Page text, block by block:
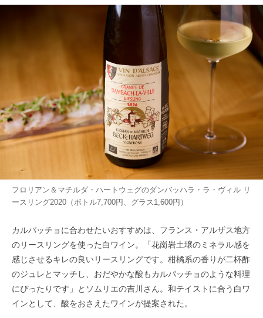
フロリアン＆マチルダ・ハートウェグのダンバッハラ・ラ・ヴィル リ
ースリング2020（ボトル7,700円、グラス1,600円）
カルパッチョに合わせたいおすすめは、フランス・アルザス地方
のリースリングを使った白ワイン。「花崗岩土壌のミネラル感を
感じさせるキレの良いリースリングです。柑橘系の香りが二杯酢
のジュレとマッチし、おだやかな酸もカルパッチョのような料理
にぴったりです」とソムリエの吉川さん。和テイストに合う白ワ
インとして、酸をおさえたワインが提案された。